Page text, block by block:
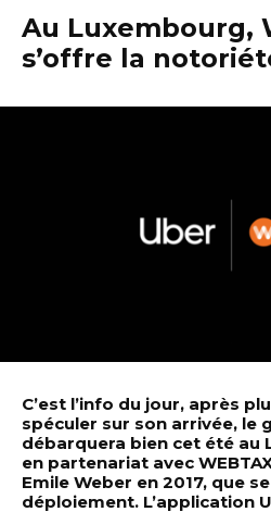
Au Luxembourg,
s’offre la
C’est l’info du jour, après
spéculer sur son arrivée, le
débarquera bien cet été au
en partenariat avec
Emile Weber en 2017, que
déploiement. L’application